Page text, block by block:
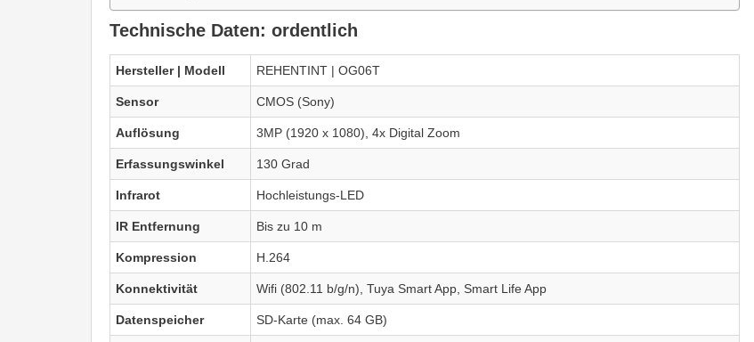
Technische Daten: ordentlich
Hersteller | Modell REHENTINT | OG06T
Sensor CMOS (Sony)
Auflösung 3MP (1920 x 1080), 4x Digital Zoom
Erfassungswinkel 130 Grad
Infrarot Hochleistungs-LED
IR Entfernung Bis zu 10 m
Kompression H.264
Konnektivität Wifi (802.11 b/g/n), Tuya Smart App, Smart Life App
Datenspeicher SD-Karte (max. 64 GB)